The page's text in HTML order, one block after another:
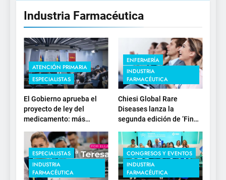
Industria Farmacéutica
ATENCIÓN PRIMARIA
ESPECIALISTAS
El Gobierno aprueba el
proyecto de ley del
medicamento: más
estratégica y
modernización para el
SNS
ENFERMERÍA
INDUSTRIA
FARMACÉUTICA
Chiesi Global Rare
Diseases lanza la
segunda edición de ‘Find
investigación en
enfermedades de
depósito lisosomal
ESPECIALISTAS
INDUSTRIA
FARMACÉUTICA
CONGRESOS Y EVENTOS
INDUSTRIA
FARMACÉUTICA